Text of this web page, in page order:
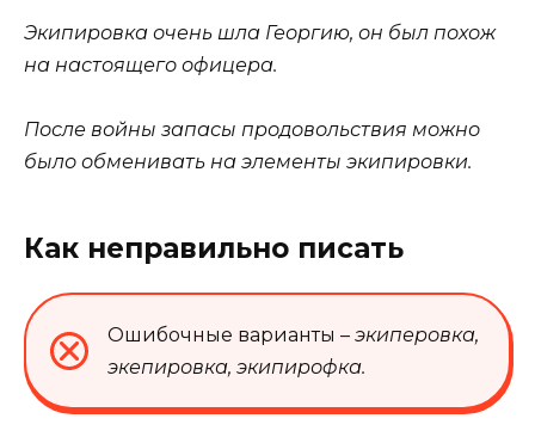
Экипировка очень шла Георгию, он был похож
на настоящего офицера.
После войны запасы продовольствия можно
было обменивать на элементы экипировки.
Как неправильно писать
Ошибочные варианты – экиперовка,
экепировка, экипирофка.